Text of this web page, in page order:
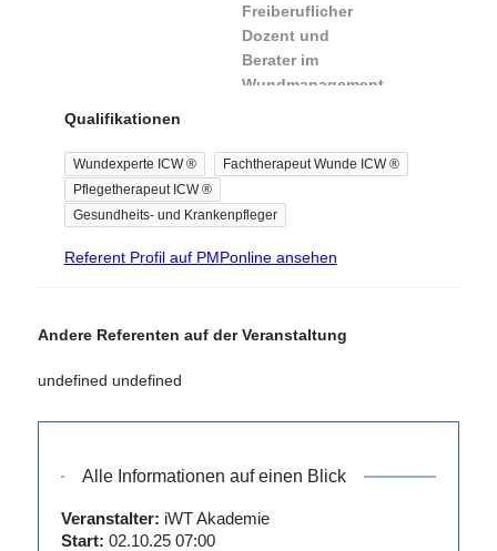
Roth
Freiberuflicher
Dozent und
Berater im
Wundmanagement
02/2023JVA
Krankenpfleger
Wundmanager
Fort- und
Juni 2016
Akademie für
Gesundheitswesen
Qualifikationen
Wundexperte ICW ®
Fachtherapeut Wunde ICW ®
Pflegetherapeut ICW ®
Gesundheits- und Krankenpfleger
Referent Profil auf PMPonline ansehen
Andere Referenten auf der Veranstaltung
undefined undefined
Alle Informationen auf einen Blick
Veranstalter: iWT Akademie
Start: 02.10.25 07:00